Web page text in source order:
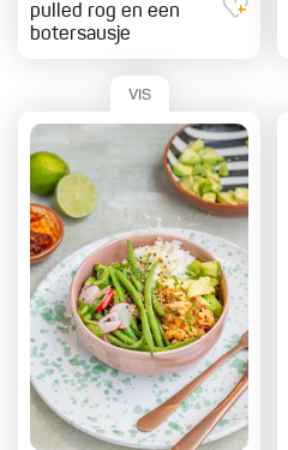
pulled rog en een
botersausje
VIS